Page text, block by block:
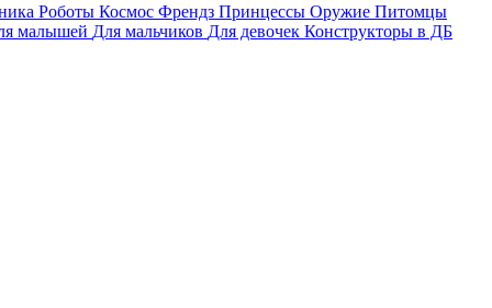
Роботы Космос Френдз Принцессы Оружие Питомцы
малышей Для мальчиков Для девочек Конструкторы в ДБ